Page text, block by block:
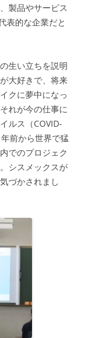
製品やサービス
表的な企業だと
生い立ちを説明
大好きで、将来
クに夢中になっ
れが今の仕事に
ルス（COVID-
前から世界で猛
でのプロジェク
シスメックスが
づかされまし